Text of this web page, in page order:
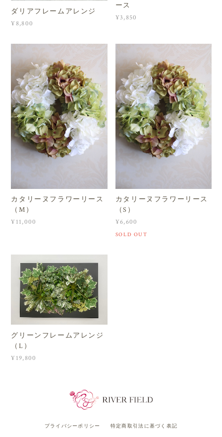
ダリアフレームアレンジ
¥8,800
ース
¥3,850
カタリーヌフラワーリース
（M）
¥11,000
カタリーヌフラワーリース
（S）
¥6,600
SOLD OUT
グリーンフレームアレンジ
（L）
¥19,800
プライバシーポリシー 特定商取引法に基づく表記